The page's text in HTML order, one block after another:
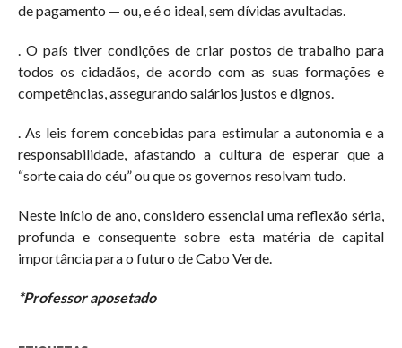
de pagamento — ou, e é o ideal, sem dívidas avultadas.
. O país tiver condições de criar postos de trabalho para
todos os cidadãos, de acordo com as suas formações e
competências, assegurando salários justos e dignos.
. As leis forem concebidas para estimular a autonomia e a
responsabilidade, afastando a cultura de esperar que a
“sorte caia do céu” ou que os governos resolvam tudo.
Neste início de ano, considero essencial uma reflexão séria,
profunda e consequente sobre esta matéria de capital
importância para o futuro de Cabo Verde.
*Professor aposetado